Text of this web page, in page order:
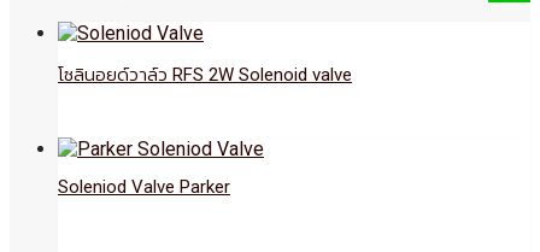
โซลินอยด์วาล์ว RFS 2W Solenoid valve
Soleniod Valve Parker